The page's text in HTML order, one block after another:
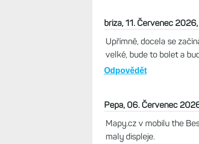
briza, 11. Červenec
Upřímně, docela se
velké, bude to bolet a
Odpovědět
Pepa, 06. Červenec
Mapy.cz v mobilu the
maly displeje.